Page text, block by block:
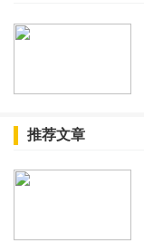
推荐文章